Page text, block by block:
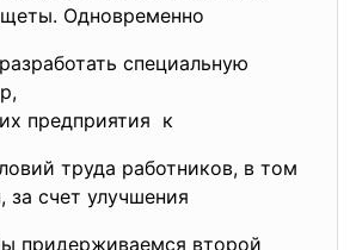
Одновременно
специальную
предприятия к
труда работников, в том
счет улучшения
придерживаемся второй